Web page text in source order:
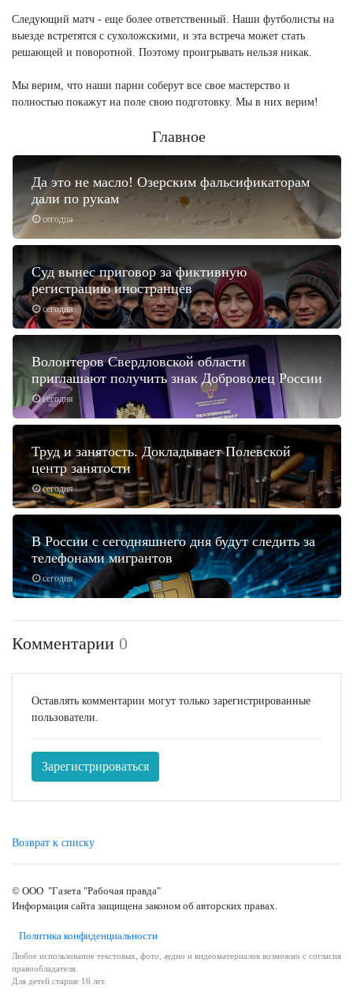
Следующий матч - еще более ответственный. Наши футболисты на
выезде встретятся с сухоложскими, и эта встреча может стать
решающей и поворотной. Поэтому проигрывать нельзя никак.
Мы верим, что наши парни соберут все свое мастерство и
полностью покажут на поле свою подготовку. Мы в них верим!
Главное
сегодня
Да это не масло! Озерским фальсификаторам
дали по рукам
сегодня
Суд вынес приговор за фиктивную
регистрацию иностранцев
сегодня
Волонтеров Свердловской области
приглашают получить знак Доброволец России
сегодня
Труд и занятость. Докладывает Полевской
центр занятости
сегодня
В России с сегодняшнего дня будут следить за
телефонами мигрантов
Комментарии 0
Оставлять комментарии могут только зарегистрированные
пользователи.
Зарегистрироваться
Возврат к списку
© ООО "Газета "Рабочая правда"
Информация сайта защищена законом об авторских правах.
Политика конфиденциальности
Любое использование текстовых, фото, аудио и видеоматериалов возможно с согласия
правообладателя.
Для детей старше 16 лет.